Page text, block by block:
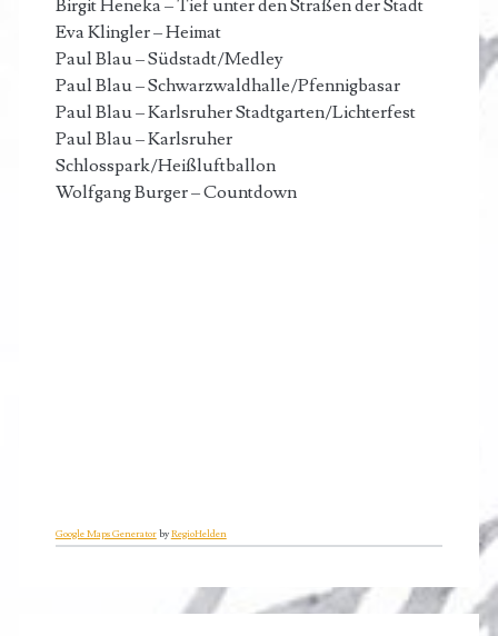
Birgit Heneka – Tief unter den Straßen der Stadt
Eva Klingler – Heimat
Paul Blau – Südstadt/Medley
Paul Blau – Schwarzwaldhalle/Pfennigbasar
Paul Blau – Karlsruher Stadtgarten/Lichterfest
Paul Blau – Karlsruher
Schlosspark/Heißluftballon
Wolfgang Burger – Countdown
Google Maps GeneratorbyRegioHelden